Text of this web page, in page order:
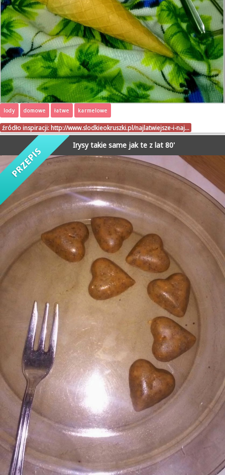
lody domowe łatwe karmelowe
źródło inspiracji: http://www.slodkieokruszki.pl/najlatwiejsze-i-naj…
Irysy takie same jak te z lat 80'